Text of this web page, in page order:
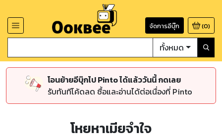
จัดการอีบุ๊ก (0)
ทั้งหมด
โอนย้ายอีบุ๊กไป Pinto ได้แล้ววันนี้ กดเลย
รับทันทีโค้ดลด ซื้อและอ่านได้ต่อเนื่องที่ Pinto
โหยหาเมียจำใจ